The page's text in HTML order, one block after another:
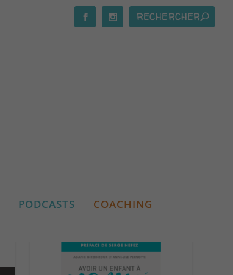
PODCASTS COACHING
Commander le guide pratique ici :